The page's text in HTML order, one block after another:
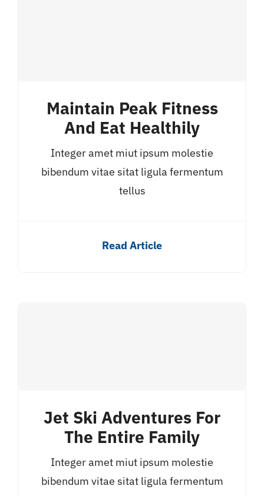
Maintain Peak Fitness
And Eat Healthily
Integer amet miut ipsum molestie
bibendum vitae sitat ligula fermentum
tellus
Read Article
Jet Ski Adventures For
The Entire Family
Integer amet miut ipsum molestie
bibendum vitae sitat ligula fermentum